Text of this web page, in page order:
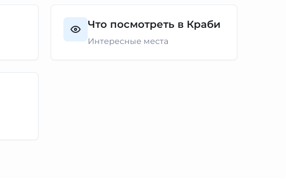
Что посмотреть в Краби
Интересные места